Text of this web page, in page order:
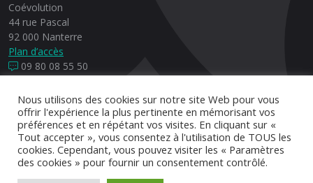
Coévolution
44 rue Pascal
92 000 Nanterre
Plan d’accès
09 80 08 55 50
© Copyrights, 2026 Coévolution - Conception et réalisation :
Brakisto *
Nous utilisons des cookies sur notre site Web pour vous
offrir l'expérience la plus pertinente en mémorisant vos
préférences et en répétant vos visites. En cliquant sur «
Tout accepter », vous consentez à l'utilisation de TOUS les
cookies. Cependant, vous pouvez visiter les « Paramètres
des cookies » pour fournir un consentement contrôlé.